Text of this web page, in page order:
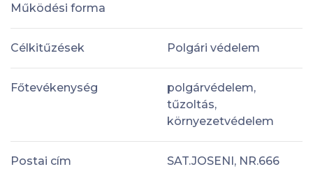
Működési forma
Célkitűzések Polgári védelem
Főtevékenység
polgárvédelem,
tűzoltás,
környezetvédelem
Postai cím SAT.JOSENI, NR.666